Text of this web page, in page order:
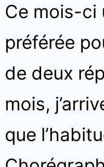
Ce mois-ci
préférée
de deux
mois,
que